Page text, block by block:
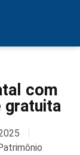
com
gratuita